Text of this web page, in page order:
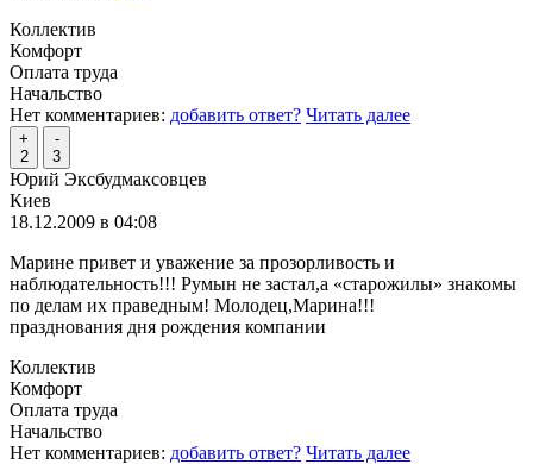
Коллектив
Комфорт
Оплата труда
Начальство
Нет комментариев: добавить ответ? Читать далее
+
2
-
3
Юрий Эксбудмаксовцев
Киев
18.12.2009 в 04:08
Марине привет и уважение за прозорливость и
наблюдательность!!! Румын не застал,а «старожилы» знакомы
по делам их праведным! Молодец,Марина!!!
празднования дня рождения компании
Коллектив
Комфорт
Оплата труда
Начальство
Нет комментариев: добавить ответ? Читать далее